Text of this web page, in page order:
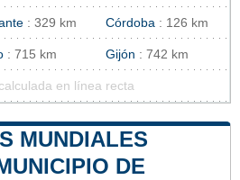
: 329 km Córdoba : 126 km
: 715 km Gijón : 742 km
en línea recta
MUNDIALES
DE